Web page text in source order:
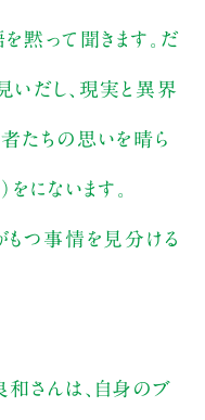
黙って聞きます。だ
いだし、現実と異界
たちの思いを晴ら
にないます。
もつ事情を見分ける
和さんは、自身のブ